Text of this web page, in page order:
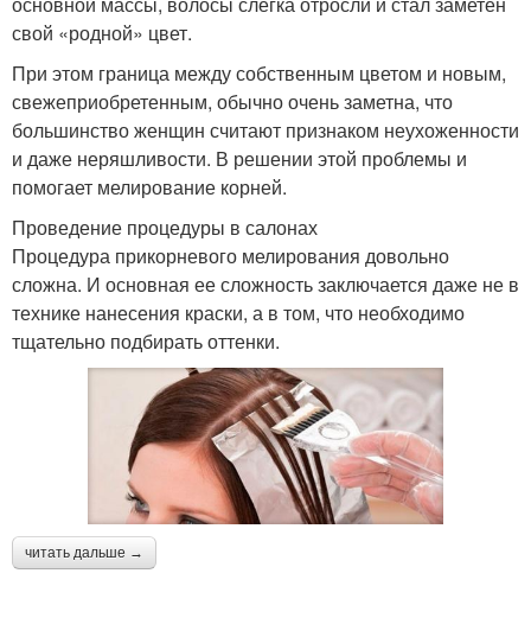
свой «родной» цвет.
При этом граница между собственным цветом и новым,
свежеприобретенным, обычно очень заметна, что
большинство женщин считают признаком неухоженности
и даже неряшливости. В решении этой проблемы и
помогает мелирование корней.
Проведение процедуры в салонах
Процедура прикорневого мелирования довольно
сложна. И основная ее сложность заключается даже не в
технике нанесения краски, а в том, что необходимо
тщательно подбирать оттенки.
читать дальше →